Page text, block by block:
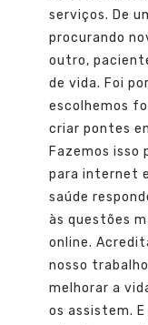
serviços. De
procurando
outro,
de vida. Foi
escolhemos
criar pontes
Fazemos isso
para internet
saúde
às questões
online.
nosso
melhorar a
os assistem.